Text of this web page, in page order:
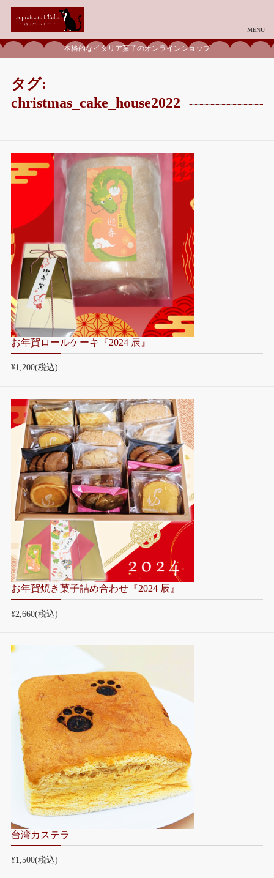
MENU
本格的なイタリア菓子のオンラインショップ
タグ:
christmas_cake_house2022
お年賀ロールケーキ『2024 辰』
¥1,200(税込)
お年賀焼き菓子詰め合わせ『2024 辰』
¥2,660(税込)
台湾カステラ
¥1,500(税込)